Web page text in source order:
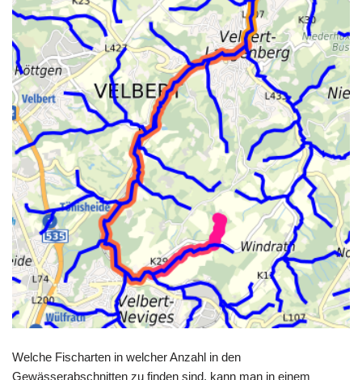
Welche Fischarten in welcher Anzahl in den
Gewässerabschnitten zu finden sind, kann man in einem